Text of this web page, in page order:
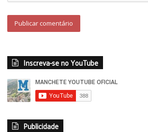
Inscreva-se no YouTube
Publicidade